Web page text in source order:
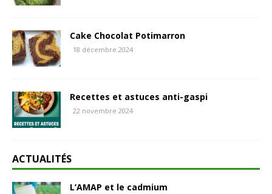
Cake Chocolat Potimarron
18 décembre 2024
Recettes et astuces anti-gaspi
22 novembre 2024
ACTUALITÉS
L’AMAP et le cadmium